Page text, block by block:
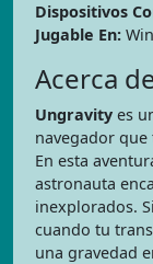
Dispositivos
Jugable En:
Acerca
Ungravity es
navegador
En esta
astronauta
inexplorados.
cuando tu
una gravedad